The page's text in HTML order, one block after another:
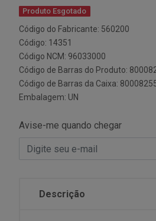
Produto Esgotado
Código do Fabricante: 560200
Código: 14351
Código NCM: 96033000
Código de Barras do Produto:
Código de Barras da Caixa:
Embalagem: UN
Avise-me quando chegar
Descrição